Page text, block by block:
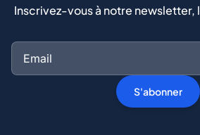
Inscrivez-vous à notre newsletter,
S'abonner